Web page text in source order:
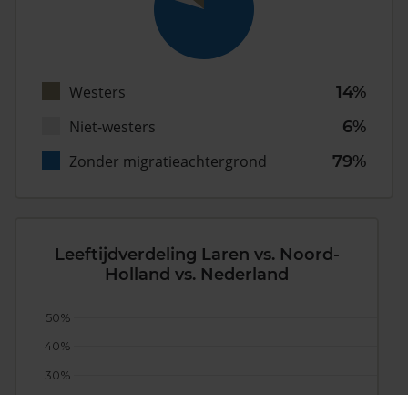
Westers
14%
Niet-westers
6%
Zonder migratieachtergrond
79%
Leeftijdverdeling Laren vs. Noord-
Holland vs. Nederland
30%
40%
50%